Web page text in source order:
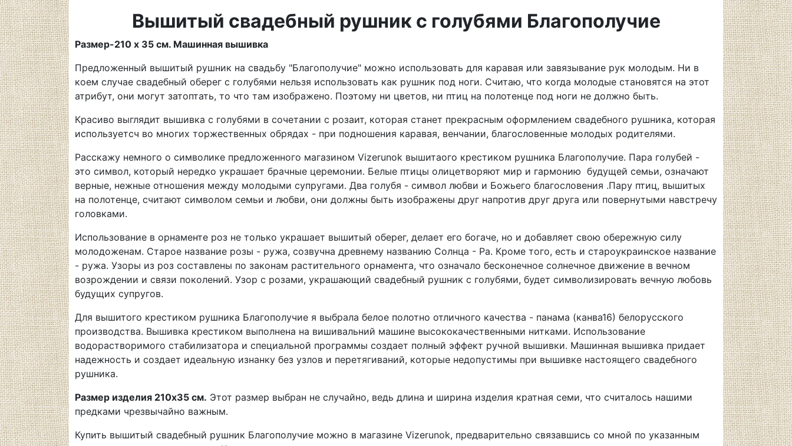
Вышитый свадебный рушник с голубями Благополучие
Размер-210 х 35 см. Машинная вышивка
Предложенный вышитый рушник на свадьбу "Благополучие" можно использовать для каравая или завязывание рук молодым. Ни в
коем случае свадебный оберег с голубями нельзя использовать как рушник под ноги. Считаю, что когда молодые становятся на этот
атрибут, они могут затоптать, то что там изображено. Поэтому ни цветов, ни птиц на полотенце под ноги не должно быть.
Красиво выглядит вышивка с голубями в сочетании с розаит, которая станет прекрасным оформлением свадебного рушника, которая
используетсч во многих торжественных обрядах - при подношения каравая, венчании, благословенные молодых родителями.
Расскажу немного о символике предложенного магазином Vizerunok вышитаого крестиком рушника Благополучие. Пара голубей -
это символ, который нередко украшает брачные церемонии. Белые птицы олицетворяют мир и гармонию будущей семьи, означают
верные, нежные отношения между молодыми супругами. Два голубя - символ любви и Божьего благословения .Пару птиц, вышитых
на полотенце, считают символом семьи и любви, они должны быть изображены друг напротив друг друга или повернутыми навстречу
головками.
Использование в орнаменте роз не только украшает вышитый оберег, делает его богаче, но и добавляет свою обережную силу
молодоженам. Старое название розы - ружа, созвучна древнему названию Солнца - Ра. Кроме того, есть и староукраинское название
- ружа. Узоры из роз составлены по законам растительного орнамента, что означало бесконечное солнечное движение в вечном
возрождении и связи поколений. Узор с розами, украшающий свадебный рушник с голубями, будет символизировать вечную любовь
будущих супругов.
Для вышитого крестиком рушника Благополучие я выбрала белое полотно отличного качества - панама (канва16) белорусского
производства. Вышивка крестиком выполнена на вишивальний машине высококачественными нитками. Использование
водорастворимого стабилизатора и специальной программы создает полный эффект ручной вышивки. Машинная вышивка придает
надежность и создает идеальную изнанку без узлов и перетягиваний, которые недопустимы при вышивке настоящего свадебного
рушника.
Размер изделия 210х35 см. Этот размер выбран не случайно, ведь длина и ширина изделия кратная семи, что считалось нашими
предками чрезвычайно важным.
Купить вышитый свадебный рушник Благополучие можно в магазине Vizerunok, предварительно связавшись со мной по указанным